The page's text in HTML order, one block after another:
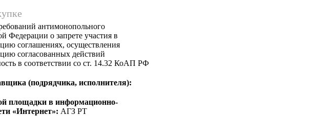
антимонопольного
Федерации о запрете участия в
соглашениях, осуществления
согласованных действий
в соответствии со ст. 14.32 КоАП РФ
(подрядчика, исполнителя):
площадки в информационно-
«Интернет»: АГЗ РТ